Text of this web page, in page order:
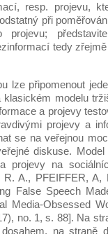
resp. projevu,
při
projevu;
tedy
lze připomenout
modelu
a projevy
projevy a
se na veřejnou
diskuse.
projevy na
A., PFEIFFER, A,
False Speech
Media-Obsessed
no. 1, s. 88]. Na
na straně